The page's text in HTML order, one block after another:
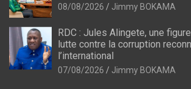
08/08/2026 Jimmy BOKAMA
RDC : Jules Alingete, une
lutte contre la corruption
l’international
07/08/2026 Jimmy BOKAMA